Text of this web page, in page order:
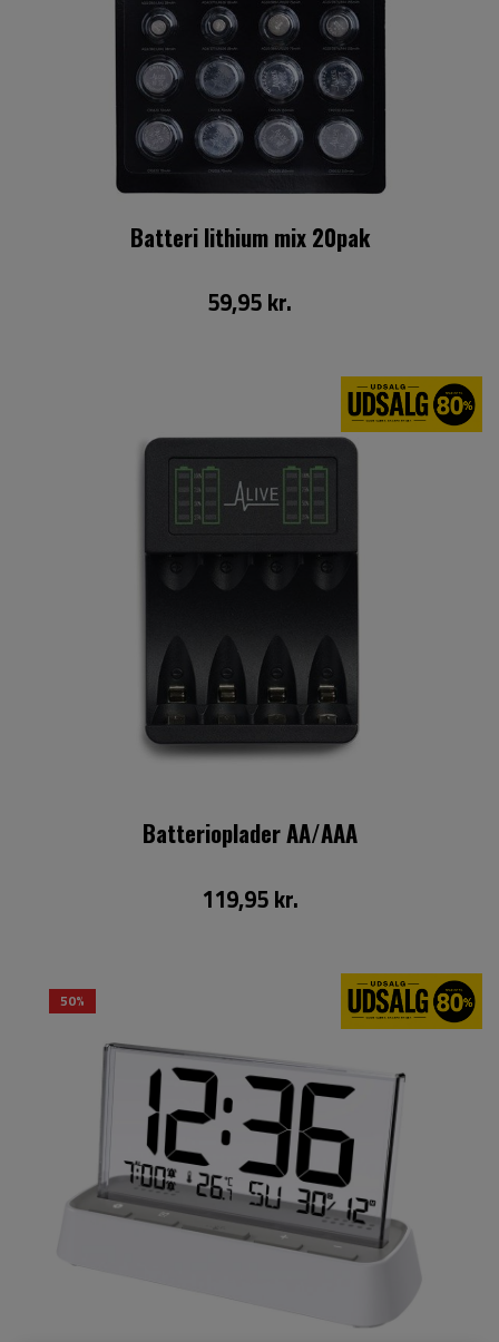
Batteri lithium mix 20pak
59,95 kr.
Batterioplader AA/AAA
119,95 kr.
50%